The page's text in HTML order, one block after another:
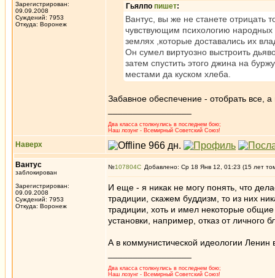
Зарегистрирован:
09.09.2008
Суждений: 7953
Откуда: Воронеж
Гьялпо пишет:
Вантус, вы же не станете отрицать
чувствующим психологию народных
землях ,которые доставались их
Он сумел виртуозно выстроить
затем спустить этого джина на
местами да куском хлеба.
Забавное обеспечение - отобрать все,
Два класса столкнулись в последнем бою;
Наш лозунг - Всемирный Советский Союз!
Наверх
Вантус
заблокирован
Зарегистрирован:
09.09.2008
Суждений: 7953
Откуда: Воронеж
№107804 Добавлено: Ср 18 Янв 12, 01:23 (15 лет
И еще - я никак не могу понять, что
традиции, скажем буддизм, то из них
традиции, хоть и имел некоторые
установки, например, отказ от личного
А в коммунистической идеологии
Два класса столкнулись в последнем бою;
Наш лозунг - Всемирный Советский Союз!